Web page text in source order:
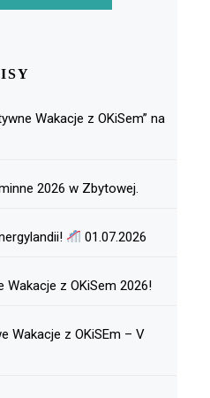
Wakacje z OKiSem” na
2026 w Zbytowej.
01.07.2026
Wakacje z OKiSem 2026!
Wakacje z OKiSEm – V